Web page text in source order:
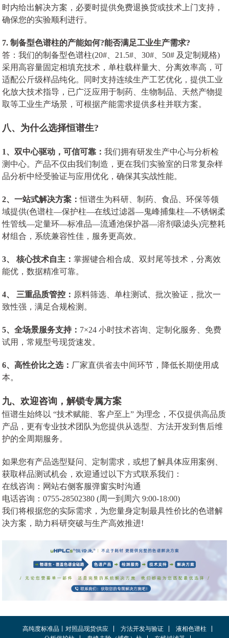
时内给出解决方案，必要时提供免费退换货或技术上门支持，
确保您的实验顺利进行。
7. 制备型色谱柱的产能如何?能否满足工业生产需求?
答：我们的制备型色谱柱(20#、21.5#、30#、50# 及定制规格)
采用高容量固定相填充技术，单柱载样量大、分离效率高，可
适配公斤级样品纯化。同时支持连续生产工艺优化，提供工业
化放大技术指导，已广泛应用于制药、生物制品、天然产物提
取等工业生产场景，可根据产能需求提供多柱并联方案。
八、为什么选择恒谱生?
1、双中心驱动，可信可靠：我们拥有研发生产中心与分析检
测中心。产品不仅由我们制造，更在我们实验室的日常复杂样
品分析中经受验证与应用优化，确保其实战性能。
2、一站式解决方案：恒谱生为科研、制药、食品、环保等领
域提供(色谱柱—保护柱—在线过滤器—鬼峰捕集柱—不锈钢柔
性管线—定量环—标准品—流通池保护器—溶剂吸滤头)完整耗
材组合，系统兼容性佳，服务更高效。
3、 核心技术自主：掌握键合相合成、双封尾等技术，分离效
能优，数据精准可靠。
4、 三重品质管控： 原料筛选、单柱测试、批次验证，批次一
致性强，满足合规检测。
5、全场景服务支持： 7×24 小时技术咨询、定制化服务、免费
试用，常规型号现货速发。
6、高性价比之选： 厂家直供省去中间环节，降低长期使用成
本。
九、欢迎咨询，解锁专属方案
恒谱生始终以 “技术赋能、客户至上” 为理念，不仅提供高品质
产品，更有专业技术团队为您提供从选型、方法开发到售后维
护的全周期服务。
如果您有产品选型疑问、定制需求，或想了解具体应用案例、
获取样品测试机会，欢迎通过以下方式联系我们：
在线咨询：网站右侧客服弹窗实时沟通
电话咨询：0755-28502380 (周一到周六 9:00-18:00)
我们将根据您的实际需求，为您量身定制最具性价比的色谱解
决方案，助力科研突破与生产高效推进!
高纯度标准品丨对照品现货供应 方法开发与验证
液相色谱柱